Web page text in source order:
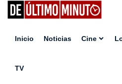
Inicio Noticias Cine
TV